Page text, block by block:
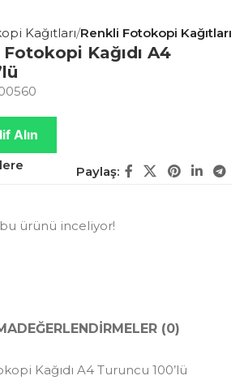
Kağıtları Renkli Fotokopi Kağıtları
Kağıdı A4
Alın
Paylaş:
ürünü inceliyor!
DEĞERLENDIRMELER (0)
Kağıdı A4 Turuncu 100’lü